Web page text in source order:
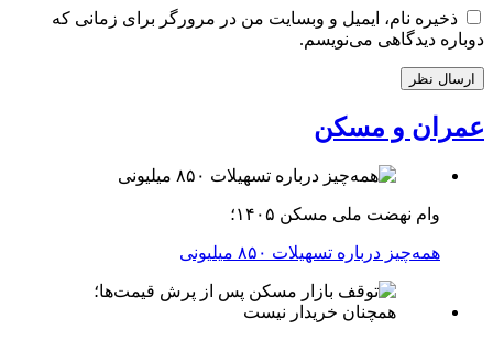
ذخیره نام، ایمیل و وبسایت من در مرورگر برای زمانی که
دوباره دیدگاهی می‌نویسم.
عمران و مسکن
وام نهضت ملی مسکن ۱۴۰۵؛
همه‌چیز درباره تسهیلات ۸۵۰ میلیونی